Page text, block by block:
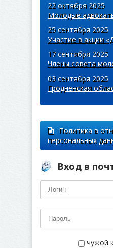
22 октября 2025
25 сентября 2025
Участие в акции
17 сентября 2025
03 сентября 2025
Политика в
персональных
Вход в
чужой